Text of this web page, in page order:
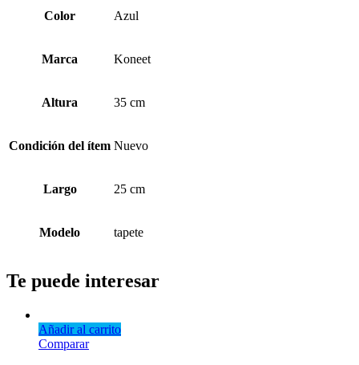
Color Azul
Marca Koneet
Altura 35 cm
Condición del ítem Nuevo
Largo 25 cm
Modelo tapete
Te puede interesar
Añadir al carrito
Comparar